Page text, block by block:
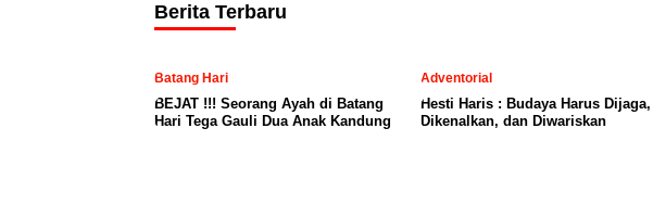
Berita Terbaru
Batang Hari
BEJAT !!! Seorang Ayah di Batang
Hari Tega Gauli Dua Anak Kandung
Adventorial
Hesti Haris : Budaya Harus Dijaga,
Dikenalkan, dan Diwariskan